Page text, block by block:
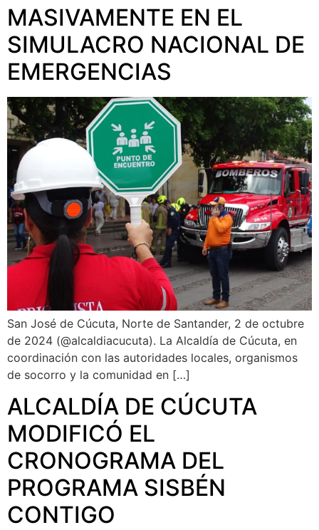
MASIVAMENTE EN EL
SIMULACRO NACIONAL DE
EMERGENCIAS
San José de Cúcuta, Norte de Santander, 2 de octubre
de 2024 (@alcaldiacucuta). La Alcaldía de Cúcuta, en
coordinación con las autoridades locales, organismos
de socorro y la comunidad en […]
ALCALDÍA DE CÚCUTA
MODIFICÓ EL
CRONOGRAMA DEL
PROGRAMA SISBÉN
CONTIGO